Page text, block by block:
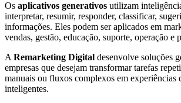
Os aplicativos generativos utilizam
interpretar, resumir, responder, classificar,
informações. Eles podem ser aplicados em
vendas, gestão, educação, suporte, operação e
A Remarketing Digital desenvolve soluções
empresas que desejam transformar tarefas
manuais ou fluxos complexos em experiências
inteligentes.